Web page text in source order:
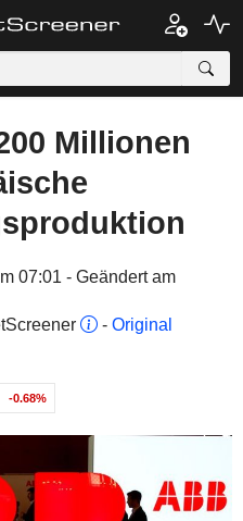
Millionen
07:01 - Geändert am
- Original
-0.68%